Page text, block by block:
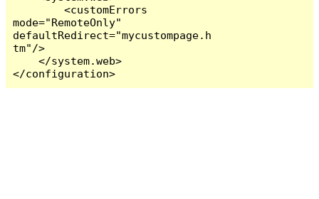
        <customErrors
mode="RemoteOnly"
defaultRedirect="mycustompage.h
tm"/>
    </system.web>
</configuration>